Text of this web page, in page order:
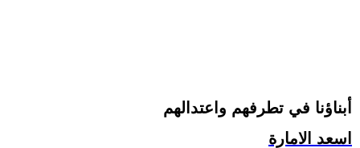
أبناؤنا في تطرفهم واعتدالهم
اسعد الامارة